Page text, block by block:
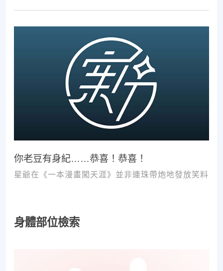
次推拿、按摩，都難以讓您徹底擺脫不適。
你老豆有身紀……恭喜！恭喜！
星爺在《一本漫畫闖天涯》並非連珠帶炮地發放笑料
身體部位檢索